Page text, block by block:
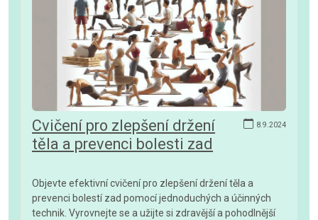
8.9.2024
Cvičení pro zlepšení držení
těla a prevenci bolesti zad
Objevte efektivní cvičení pro zlepšení držení těla a
prevenci bolestí zad pomocí jednoduchých a účinných
technik. Vyrovnejte se a užijte si zdravější a pohodlnější